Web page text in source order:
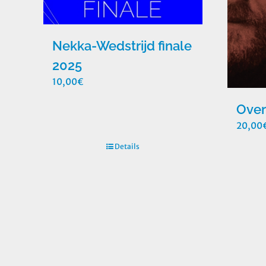
Nekka-Wedstrijd finale
2025
10,00€
Details
20,00